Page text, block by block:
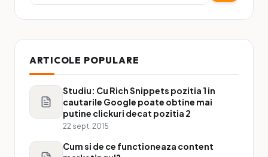
ARTICOLE POPULARE
Studiu: Cu Rich Snippets pozitia 1 in
cautarile Google poate obtine mai
putine clickuri decat pozitia 2
22 sept. 2015
Cum si de ce functioneaza content